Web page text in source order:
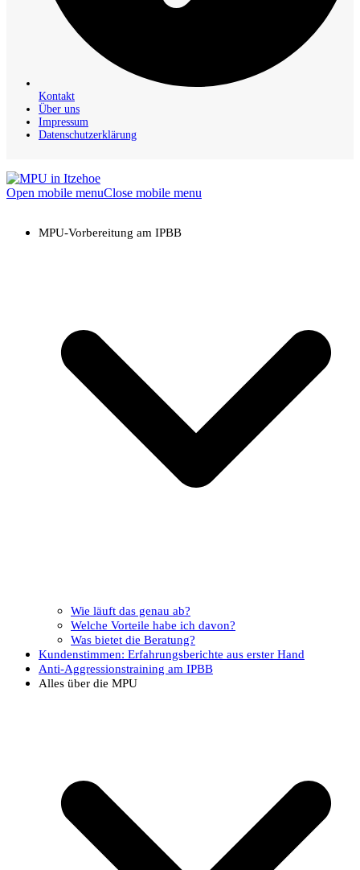
Kontakt
Über uns
Impressum
Datenschutzerklärung
Open mobile menuClose mobile menu
MPU-Vorbereitung am IPBB
Wie läuft das genau ab?
Welche Vorteile habe ich davon?
Was bietet die Beratung?
Kundenstimmen: Erfahrungsberichte aus erster Hand
Anti-Aggressionstraining am IPBB
Alles über die MPU